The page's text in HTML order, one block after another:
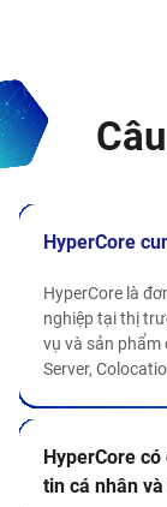
HyperCore
HyperCore là
nghiệp tại thị
vụ và sản phẩm
Server,
HyperCore
tin cá nhân